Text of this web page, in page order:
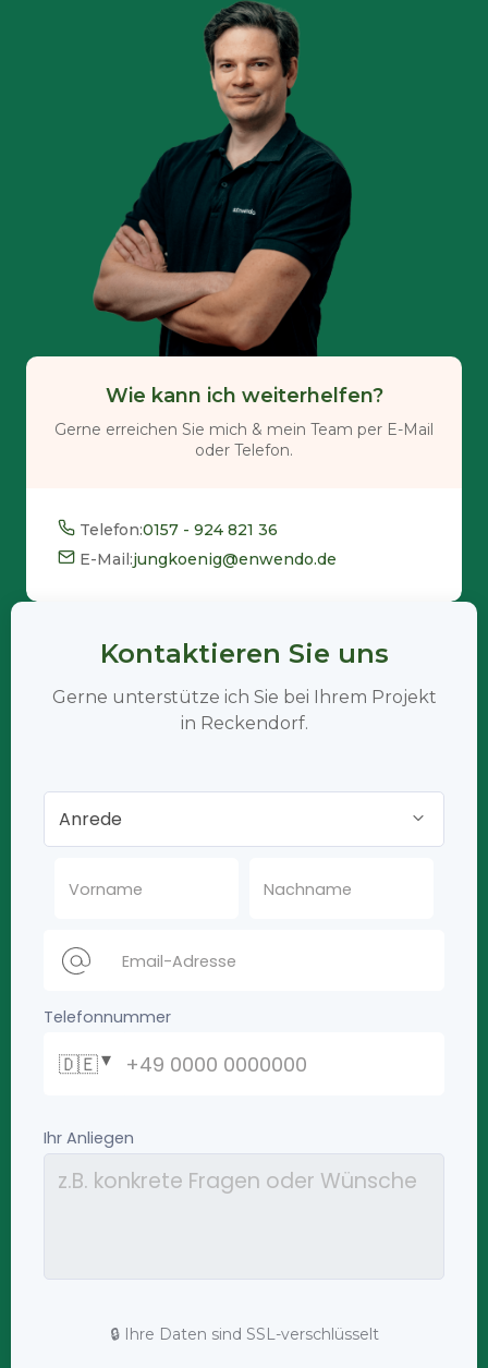
Wie kann ich weiterhelfen?
Gerne erreichen Sie mich & mein Team per E-Mail
oder Telefon.
Telefon:0157 - 924 821 36
E-Mail:jungkoenig@enwendo.de
Kontaktieren Sie uns
Gerne unterstütze ich Sie bei Ihrem Projekt
in Reckendorf.
🔒 Ihre Daten sind SSL-verschlüsselt